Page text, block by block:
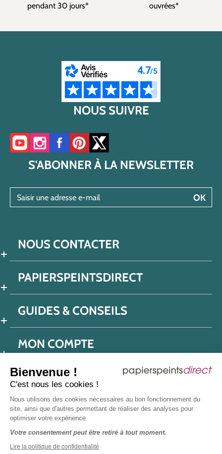
Bienvenue !
C'est nous les cookies !
Nous utilisons des cookies nécessaires au bon fonctionnement du
site, ainsi que d'autres permettant de réaliser des analyses pour
optimiser votre expérience.
Votre consentement peut être retiré à tout moment.
Lire la politique de confidentialité
pendant 30 jours*
ouvrées*
NOUS SUIVRE
Accéder à notre chaîne YouTube
Accéder à notre compte Instagram
Accéder à notre page Facebook
Accéder à notre compte Pinterest
Accéder à notre compte Twitter/X
S'ABONNER À LA NEWSLETTER
OK
NOUS CONTACTER
PAPIERSPEINTSDIRECT
GUIDES & CONSEILS
MON COMPTE
Politique de confidentialité
Mentions légales
Protection données réseaux sociaux
Déclaration d'accessibilité